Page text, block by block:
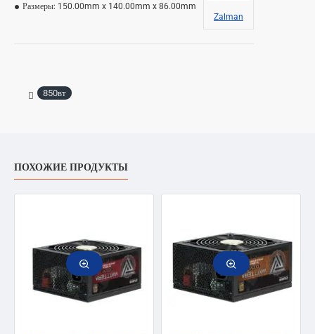
Размеры: 150.00mm x 140.00mm x 86.00mm
Zalman
850вт
ПОХОЖИЕ ПРОДУКТЫ